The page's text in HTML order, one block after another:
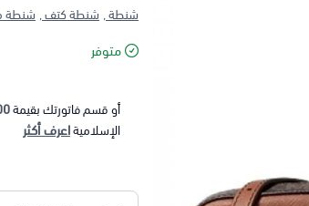
شنطة , شنطة كتف , شنطة
متوفر
أو قسم فاتورتك بقيمة
الإسلاميةاعرف أكثر